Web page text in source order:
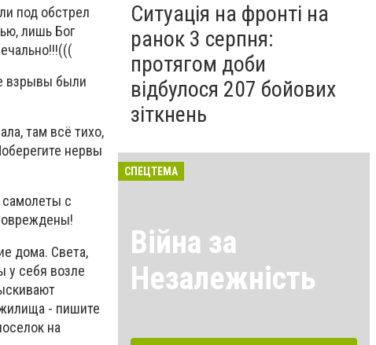
под обстрел
лишь Бог
взрывы были
там всё тихо,
нервы
с
дома. Света,
у себя возле
- пишите
на
Ситуація на фронті на
ранок 3 серпня:
протягом доби
відбулося 207 бойових
зіткнень
СПЕЦТЕМА
Війна за
Незалежність